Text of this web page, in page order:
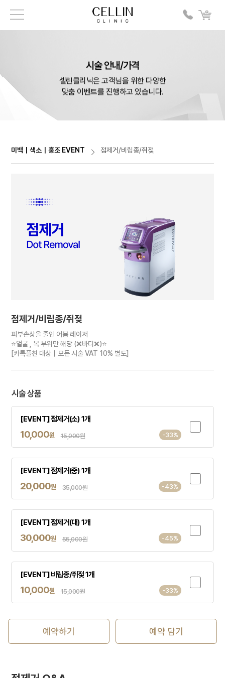
시술 안내/가격
셀린클리닉은 고객님을 위한 다양한
맞춤 이벤트를 진행하고 있습니다.
미백｜색소｜홍조 EVENT 점제거/비립종/쥐젖
점제거/비립종/쥐젖
피부손상을 줄인 어븀 레이저
⭐얼굴 , 목 부위만 해당 (❌바디❌)⭐
[카톡플친 대상｜모든 시술 VAT 10% 별도]
시술 상품
[EVENT] 점제거(소) 1개
10,000원 15,000원 -33%
[EVENT] 점제거(중) 1개
20,000원 35,000원 -43%
[EVENT] 점제거(대) 1개
30,000원 55,000원 -45%
[EVENT] 비립종/쥐젖 1개
10,000원 15,000원 -33%
예약하기 예약 담기